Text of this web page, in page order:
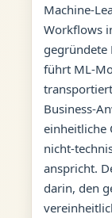
Machine-
Workflows
gegründete
führt ML-
Business-
einheitliche
nicht-
anspricht.
darin, den